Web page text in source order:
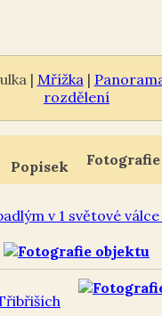
| Mřížka |
rozdělení
Popisek Fotografie
v 1 světové